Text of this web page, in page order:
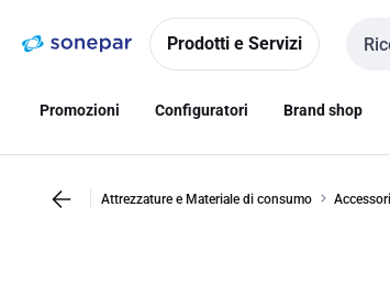
navigazionealla
Prodotti e Servizi
Promozioni Configuratori Brand shop
Attrezzature e Materiale di consumo